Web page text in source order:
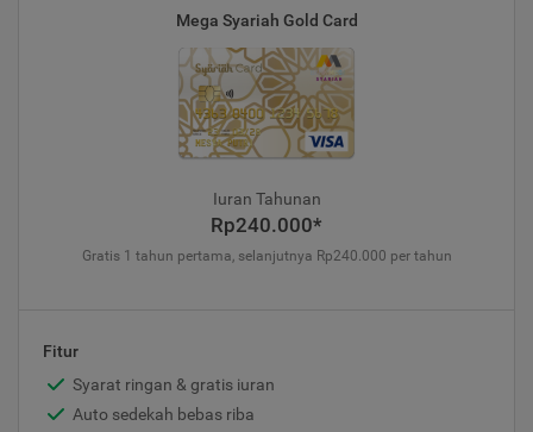
Mega Syariah Gold Card
Iuran Tahunan
Rp240.000*
Gratis 1 tahun pertama, selanjutnya Rp240.000 per tahun
Fitur
Syarat ringan & gratis iuran
Auto sedekah bebas riba